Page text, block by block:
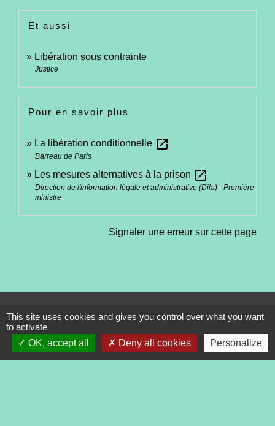
Et aussi
Libération sous contrainte
Justice
Pour en savoir plus
La libération conditionnelle open_in_new
Barreau de Paris
Les mesures alternatives à la prison open_in_new
Direction de l'information légale et administrative (Dila) - Première
ministre
Signaler une erreur sur cette page
Contacts
2 place du Bourg
22410 Tréveneuc - FRANCE
This site uses cookies and gives you control over what you want
to activate
OK, accept all
Deny all cookies Personalize